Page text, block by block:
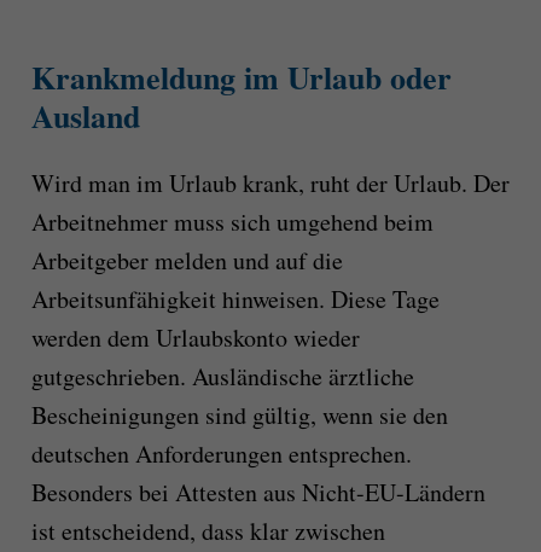
Krankmeldung im Urlaub oder
Ausland
Wird man im Urlaub krank, ruht der Urlaub. Der
Arbeitnehmer muss sich umgehend beim
Arbeitgeber melden und auf die
Arbeitsunfähigkeit hinweisen. Diese Tage
werden dem Urlaubskonto wieder
gutgeschrieben. Ausländische ärztliche
Bescheinigungen sind gültig, wenn sie den
deutschen Anforderungen entsprechen.
Besonders bei Attesten aus Nicht-EU-Ländern
ist entscheidend, dass klar zwischen